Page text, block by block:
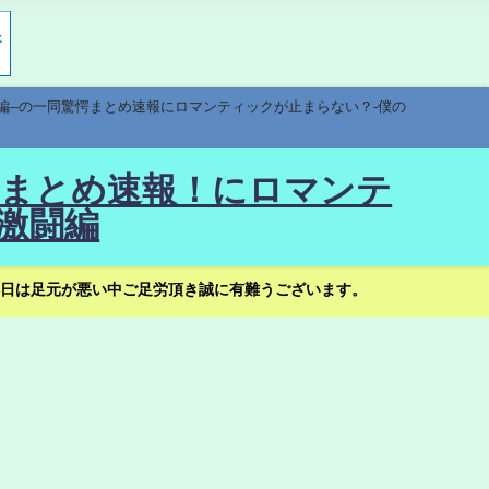
の一同驚愕まとめ速報にロマンティックが止まらない？-僕の
とめ速報！にロマンテ
闘編
足元が悪い中ご足労頂き誠に有難うございます。